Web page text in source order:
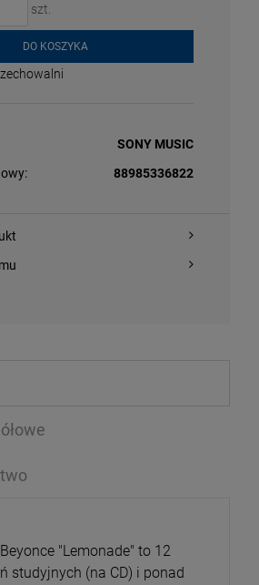
szt.
DO KOSZYKA
SONY MUSIC
88985336822
"Lemonade" to 12
studyjnych (na CD) i ponad